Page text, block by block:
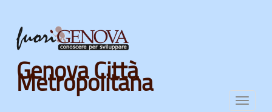
Skip
main
content
Genova Città
Metropolitana